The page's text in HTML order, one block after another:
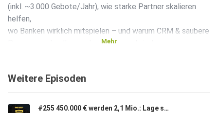
(inkl. ~3.000 Gebote/Jahr), wie starke Partner skalieren
helfen,
wo Banken wirklich mitspielen – und warum CRM & saubere
Prozesse schneller wachsen lassen als jede
Mehr
Weitere Episoden
#255 450.000 € werden 2,1 Mio.: Lage schlägt Mietrendite | Insights von Daniel Kleinert